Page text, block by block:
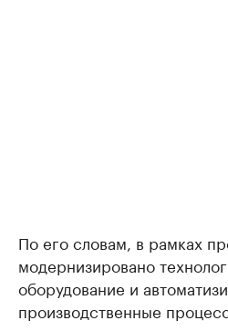
По его словам, в рамках
модернизировано
оборудование и
производственные